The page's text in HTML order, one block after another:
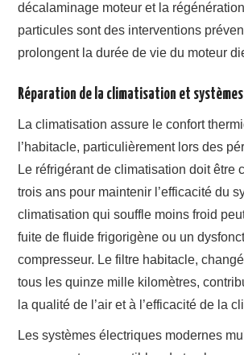
décalaminage moteur et la
particules sont des interventions
prolongent la durée de vie du moteur
Réparation de la climatisation et
La climatisation assure le confort
l’habitacle, particulièrement lors des
Le réfrigérant de climatisation doit être
trois ans pour maintenir l’efficacité du
climatisation qui souffle moins froid
fuite de fluide frigorigène ou un
compresseur. Le filtre habitacle,
tous les quinze mille kilomètres,
la qualité de l’air et à l’efficacité de la
Les systèmes électriques modernes